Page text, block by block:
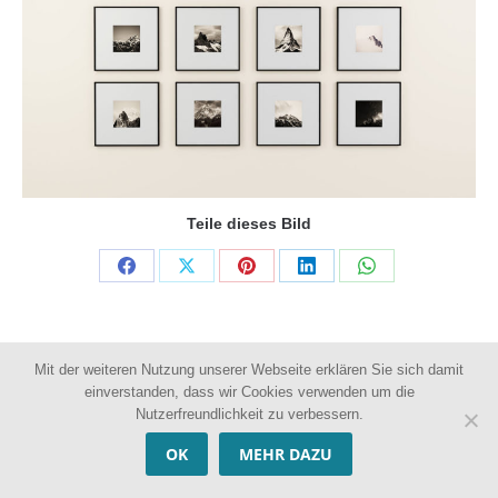
Teile dieses Bild
Share
Facebook
Share
X
Share
Pinterest
Share
LinkedIn
Share
WhatsApp
RECHTLICHES
©
Raumdesign-Wien 2026 • Alle Rechte vorbehalten.
Mit der weiteren Nutzung unserer Webseite erklären Sie sich damit
einverstanden, dass wir Cookies verwenden um die
Nutzerfreundlichkeit zu verbessern.
OK MEHR DAZU